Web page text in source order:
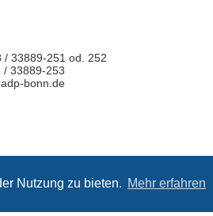
Nutzung zu bieten. Mehr erfahren
/ 33889-251 od. 252
/ 33889-253
bonn.de
Impuls Werbeagentur, Hannover |